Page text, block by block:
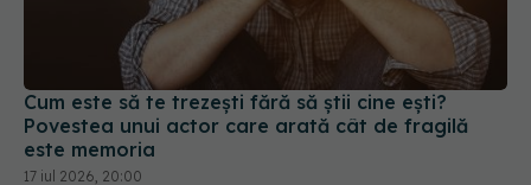
Cum este să te trezești fără să știi cine ești?
Povestea unui actor care arată cât de fragilă
este memoria
17 iul 2026, 20:00